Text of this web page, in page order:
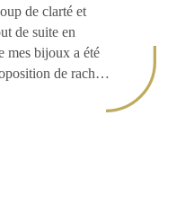
de clarté et
de suite en
de rachat